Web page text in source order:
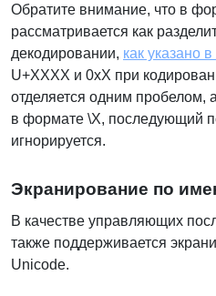
Обратите внимание, что в
рассматривается как
декодировании, как указано
U+XXXX и 0xX при
отделяется одним пробелом,
в формате \X, последующий
игнорируется.
Экранирование по
В качестве управляющих
также поддерживается
Unicode.